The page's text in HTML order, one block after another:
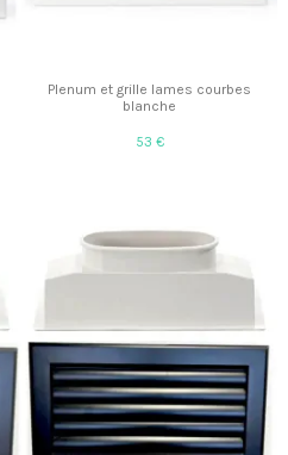
Plenum et grille lames courbes
blanche
53 €